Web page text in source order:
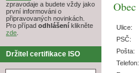
zpravodaje a budete vždy jako
první informováni o
připravovaných novinkách.
Pro případ odhlášení klikněte
zde.
Držitel certifikace ISO
Obec
Ulice:
PSČ:
Pošta:
Telefon: